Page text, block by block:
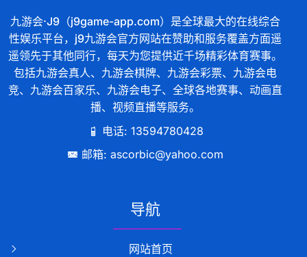
九游会·J9（j9game-app.com）是全球最大的在线综合
性娱乐平台，j9九游会官方网站在赞助和服务覆盖方面遥
遥领先于其他同行，每天为您提供近千场精彩体育赛事。
包括九游会真人、九游会棋牌、九游会彩票、九游会电
竞、九游会百家乐、九游会电子、全球各地赛事、动画直
播、视频直播等服务。
电话: 13594780428
邮箱: ascorbic@yahoo.com
导航
网站首页